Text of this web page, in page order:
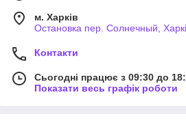
м. Харків
Остановка пер. Солнечный,
Контакти
Сьогодні працює з 09:30 до
Показати весь графік роботи